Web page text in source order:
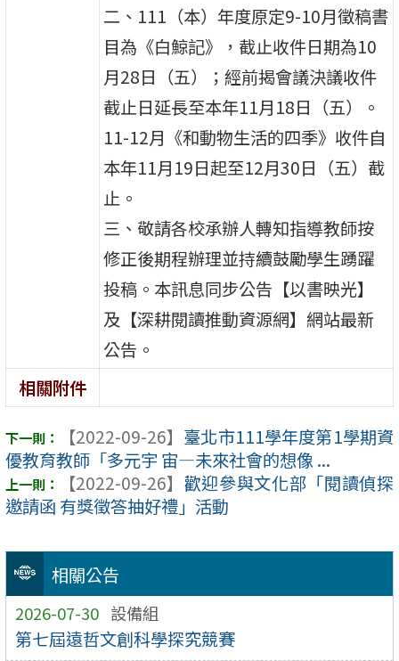
相關公告
2026-07-30 設備組
第七屆遠哲文創科學探究競賽
二、111（本）年度原定9-10月徵稿書
目為《白鯨記》，截止收件日期為10
月28日（五）；經前揭會議決議收件
截止日延長至本年11月18日（五）。
11-12月《和動物生活的四季》收件自
本年11月19日起至12月30日（五）截
止。
三、敬請各校承辦人轉知指導教師按
修正後期程辦理並持續鼓勵學生踴躍
投稿。本訊息同步公告【以書映光】
及【深耕閱讀推動資源網】網站最新
公告。
相關附件
【2022-09-26】 臺北市111學年度第1學期資
優教育教師「多元宇 宙—未來社會的想像 ...
【2022-09-26】 歡迎參與文化部「閱讀偵探
邀請函 有獎徵答抽好禮」活動